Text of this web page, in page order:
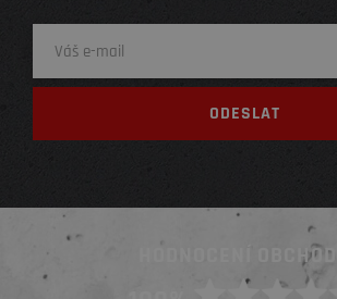
HODNOCENÍ OBCHODU